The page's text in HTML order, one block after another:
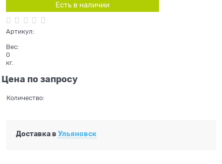
Есть в наличии
Артикул:
Вес:
0
кг.
Цена по запросу
Количество:
Доставка в Ульяновск